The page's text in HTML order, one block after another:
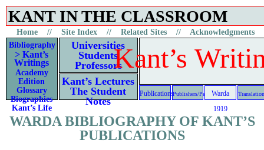
KANT IN THE CLASSROOM
Materials to aid the study of Kant’s lectures
Home //Site Index //Related Sites // Acknowledgments
Bibliography
> Kant’s
Writings
Academy
Edition
Glossary
Biographies
Kant’s Life
Universities
Students
Professors
Kant’s Lectures
The Student
Notes
Kant’s
PublicationsPublishers/Periodicals
Warda
1919
WARDA BIBLIOGRAPHY OF KANT’S
PUBLICATIONS